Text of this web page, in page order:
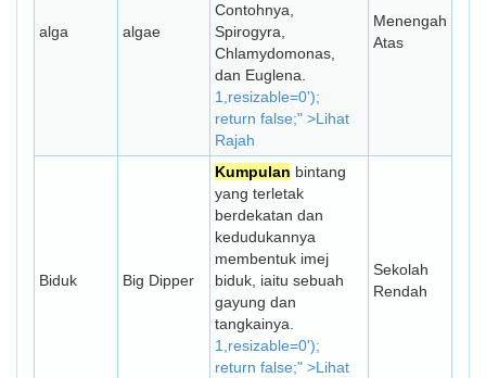
alga algae
Contohnya,
Spirogyra,
Chlamydomonas,
dan Euglena.
1,resizable=0');
return false;" >Lihat
Rajah
Menengah
Atas
Biduk Big Dipper
Kumpulan bintang
yang terletak
berdekatan dan
kedudukannya
membentuk imej
biduk, iaitu sebuah
gayung dan
tangkainya.
1,resizable=0');
return false;" >Lihat
Sekolah
Rendah